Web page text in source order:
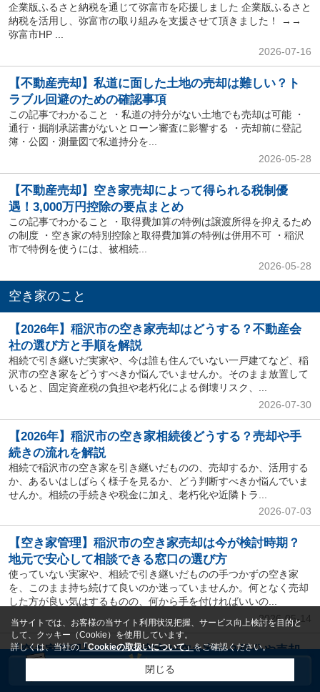
企業版ふるさと納税を通じて弥富市を応援しました 企業版ふるさと
納税を活用し、弥富市の取り組みを支援させて頂きました！ →→
弥富市HP ...
2026-07-16
【不動産売却】私道に面した土地の売却は難しい？ト
ラブル回避のための確認事項
この記事でわかること ・私道の持分がない土地でも売却は可能 ・
通行・掘削承諾書がないとローン審査に影響する ・売却前に登記
簿・公図・測量図で私道持分を...
2026-05-28
【不動産売却】空き家売却によって得られる税制優
遇！3,000万円控除の要点まとめ
この記事でわかること ・取得費加算の特例は譲渡所得を抑えるため
の制度 ・空き家の特別控除と取得費加算の特例は併用不可 ・稲沢
市で特例を使うには、被相続...
2026-05-28
空き家のこと
【2026年】稲沢市の空き家売却はどうする？不動産会
社の選び方と手順を解説
相続で引き継いだ実家や、今は誰も住んでいない一戸建てなど、稲
沢市の空き家をどうすべきか悩んでいませんか。そのまま放置して
いると、固定資産税の負担や老朽化による倒壊リスク、...
2026-07-30
【2026年】稲沢市の空き家相続後どうする？売却や手
続きの流れを解説
相続で稲沢市の空き家を引き継いだものの、売却するか、活用する
か、あるいはしばらく様子を見るか、どう判断すべきか悩んでいま
せんか。相続の手続きや税金に加え、老朽化や近隣トラ...
2026-07-03
【空き家管理】稲沢市の空き家売却は今が検討時期？
地元で安心して相談できる窓口の選び方
使っていない実家や、相続で引き継いだものの手つかずの空き家
を、このまま持ち続けて良いのか迷っていませんか。何となく売却
した方が良い気はするものの、何から手を付ければいいの...
2026-05-14
【空き家管理】稲沢市の実家が空き家に？処分や売却
の進め方と判断基準を解説
相続した実家が空き家のまま長期間放置されていると、老朽化や防
当サイトでは、お客様の当サイト利用状況把握、サービス向上検討を目的と
して、クッキー（Cookie）を使用しています。
詳しくは、当社の「Cookieの取扱いについて」をご確認ください。
閉じる